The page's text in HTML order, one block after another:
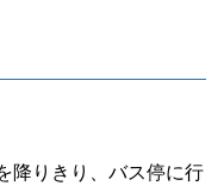
降りきり、バス停に行